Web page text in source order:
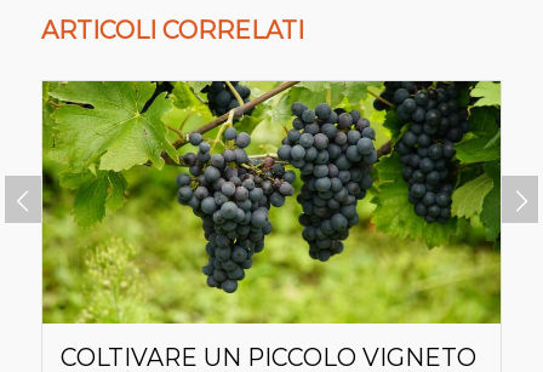
ARTICOLI CORRELATI
COLTIVARE UN PICCOLO VIGNETO
Succ